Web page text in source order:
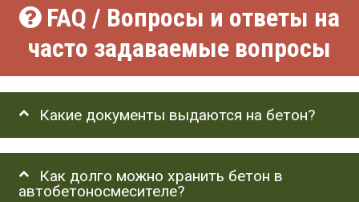
FAQ / Вопросы и ответы на
часто задаваемые вопросы
Какие документы выдаются на бетон?
Как долго можно хранить бетон в
автобетоносмесителе?